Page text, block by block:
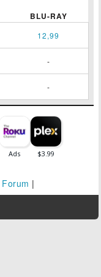
BLU-RAY
12,99
-
-
Forum |